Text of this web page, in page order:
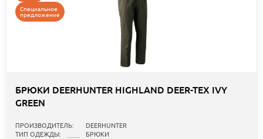
Специальное
предложение
БРЮКИ DEERHUNTER HIGHLAND DEER-TEX IVY
GREEN
ПРОИЗВОДИТЕЛЬ:
DEERHUNTER
ТИП ОДЕЖДЫ:
БРЮКИ